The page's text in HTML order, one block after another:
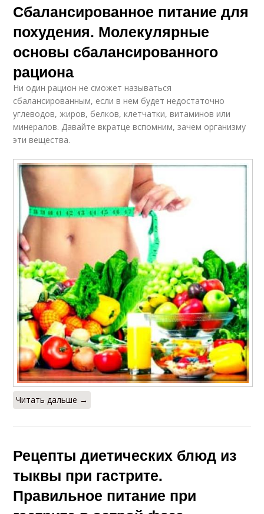
Сбалансированное питание для
похудения. Молекулярные
основы сбалансированного
рациона
Ни один рацион не сможет называться
сбалансированным, если в нем будет недостаточно
углеводов, жиров, белков, клетчатки, витаминов или
минералов. Давайте вкратце вспомним, зачем организму
эти вещества.
Читать дальше →
Рецепты диетических блюд из
тыквы при гастрите.
Правильное питание при